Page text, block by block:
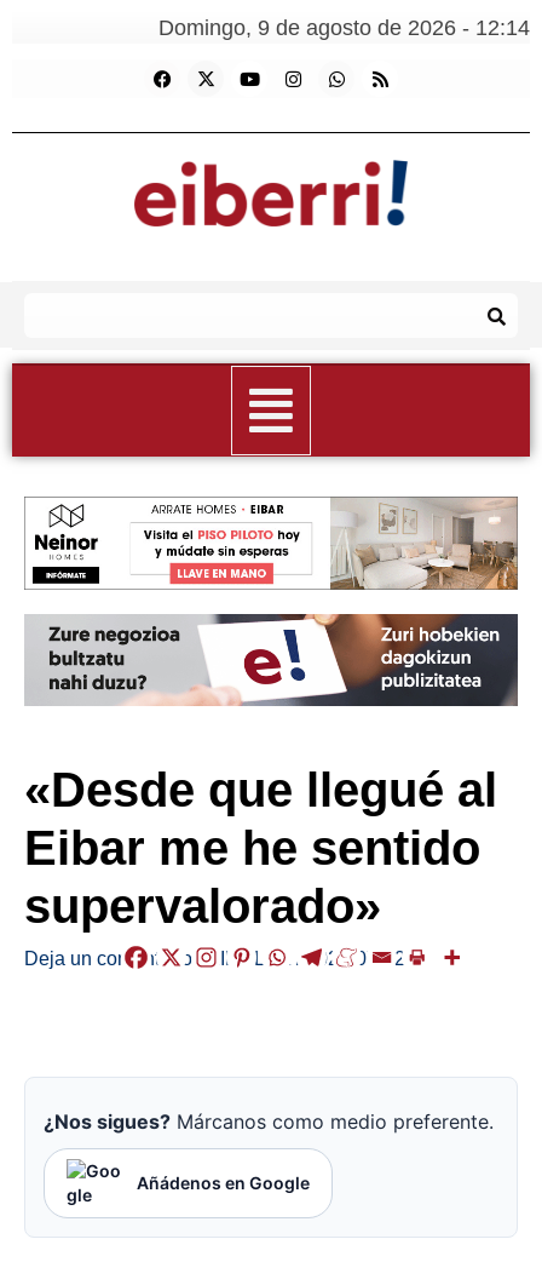
Domingo, 9 de agosto de 2026 - 12:14
«Desde que llegué al
Eibar me he sentido
supervalorado»
Deja un comentario /KIROLAK /2025-07-22
¿Nos sigues? Márcanos como medio preferente.
Añádenos en Google